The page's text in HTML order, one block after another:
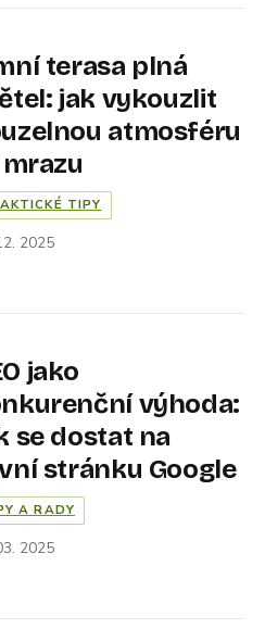
terasa plná
jak vykouzlit
atmosféru
TIPY
2025
jako
výhoda:
se dostat na
stránku Google
A RADY
2025